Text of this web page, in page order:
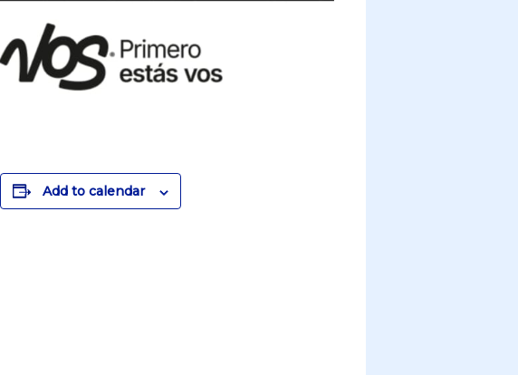
Add to calendar